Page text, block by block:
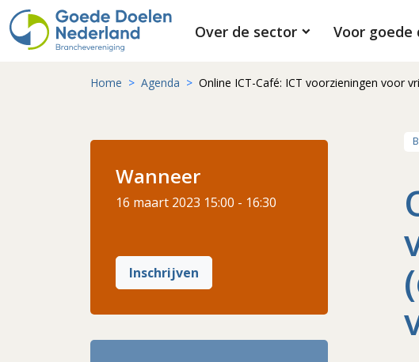
Over de sector Voor goede
Home Agenda Online ICT-Café: ICT voorzieningen voor
Wanneer
16 maart 2023 15:00 - 16:30
Inschrijven